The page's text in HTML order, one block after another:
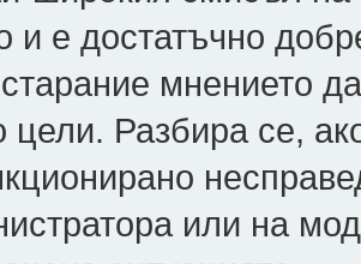
и е достатъчно
мнението
цели. Разбира се,
или на